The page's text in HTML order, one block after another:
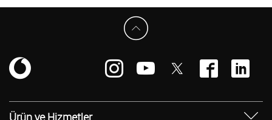
Ürün ve Hizmetler